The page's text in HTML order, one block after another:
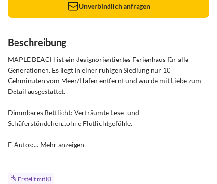
Unverbindlich anfragen
Beschreibung
MAPLE BEACH ist ein designorientiertes Ferienhaus für alle
Generationen. Es liegt in einer ruhigen Siedlung nur 10
Gehminuten vom Meer/Hafen entfernt und wurde mit Liebe zum
Detail ausgestattet.
Dimmbares Bettlicht: Verträumte Lese- und
Schäferstündchen...ohne Flutlichtgefühle.
E-Autos:... Mehr anzeigen
Erstellt mit KI